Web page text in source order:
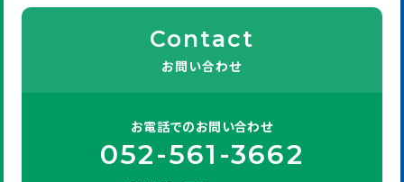
Contact
お問い合わせ
お電話でのお問い合わせ
052-561-3662